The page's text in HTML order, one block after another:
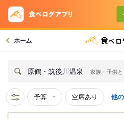
ホーム
原鶴・筑後川温泉 家族・子供と
予算 空席あり 他